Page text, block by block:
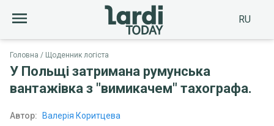
RU
Головна Щоденник логіста
У Польщі затримана румунська
вантажівка з "вимикачем" тахографа.
Автор: Валерія Коритцева